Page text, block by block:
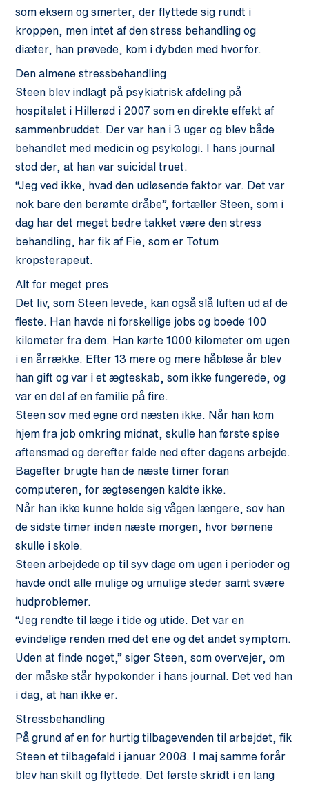
som eksem og smerter, der flyttede sig rundt i
kroppen, men intet af den stress behandling og
diæter, han prøvede, kom i dybden med hvorfor.
Den almene stressbehandling
Steen blev indlagt på psykiatrisk afdeling på
hospitalet i Hillerød i 2007 som en direkte effekt af
sammenbruddet. Der var han i 3 uger og blev både
behandlet med medicin og psykologi. I hans journal
stod der, at han var suicidal truet.
“Jeg ved ikke, hvad den udløsende faktor var. Det var
nok bare den berømte dråbe”, fortæller Steen, som i
dag har det meget bedre takket være den stress
behandling, har fik af Fie, som er Totum
kropsterapeut.
Alt for meget pres
Det liv, som Steen levede, kan også slå luften ud af de
fleste. Han havde ni forskellige jobs og boede 100
kilometer fra dem. Han kørte 1000 kilometer om ugen
i en årrække. Efter 13 mere og mere håbløse år blev
han gift og var i et ægteskab, som ikke fungerede, og
var en del af en familie på fire.
Steen sov med egne ord næsten ikke. Når han kom
hjem fra job omkring midnat, skulle han første spise
aftensmad og derefter falde ned efter dagens arbejde.
Bagefter brugte han de næste timer foran
computeren, for ægtesengen kaldte ikke.
Når han ikke kunne holde sig vågen længere, sov han
de sidste timer inden næste morgen, hvor børnene
skulle i skole.
Steen arbejdede op til syv dage om ugen i perioder og
havde ondt alle mulige og umulige steder samt svære
hudproblemer.
“Jeg rendte til læge i tide og utide. Det var en
evindelige renden med det ene og det andet symptom.
Uden at finde noget,” siger Steen, som overvejer, om
der måske står hypokonder i hans journal. Det ved han
i dag, at han ikke er.
Stressbehandling
På grund af en for hurtig tilbagevenden til arbejdet, fik
Steen et tilbagefald i januar 2008. I maj samme forår
blev han skilt og flyttede. Det første skridt i en lang